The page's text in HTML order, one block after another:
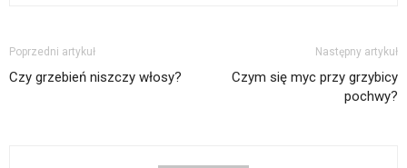
Poprzedni artykuł
Czy grzebień niszczy włosy?
Następny artykuł
Czym się myc przy grzybicy
pochwy?